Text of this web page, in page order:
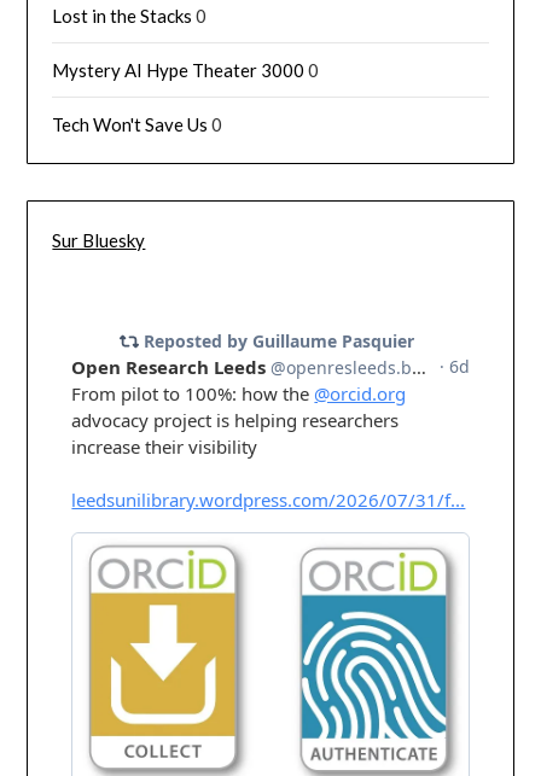
Lost in the Stacks 0
Mystery AI Hype Theater 3000 0
Tech Won't Save Us 0
Sur Bluesky